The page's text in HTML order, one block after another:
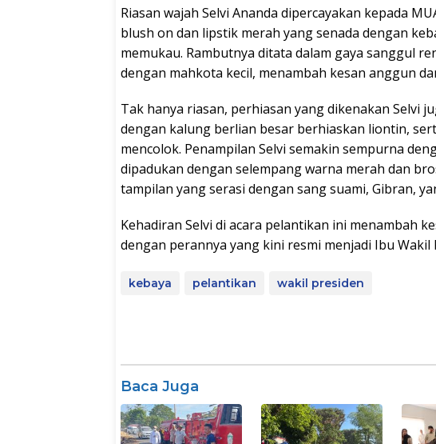
Riasan wajah Selvi Ananda dipercayakan kepada
blush on dan lipstik merah yang senada dengan
memukau. Rambutnya ditata dalam gaya sanggul
dengan mahkota kecil, menambah kesan anggun
Tak hanya riasan, perhiasan yang dikenakan Selvi
dengan kalung berlian besar berhiaskan liontin,
mencolok. Penampilan Selvi semakin sempurna
dipadukan dengan selempang warna merah dan
tampilan yang serasi dengan sang suami, Gibran,
Kehadiran Selvi di acara pelantikan ini menambah
dengan perannya yang kini resmi menjadi Ibu Wakil
kebaya pelantikan wakil presiden
Baca Juga